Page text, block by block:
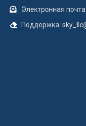
Электронная
Поддержка: